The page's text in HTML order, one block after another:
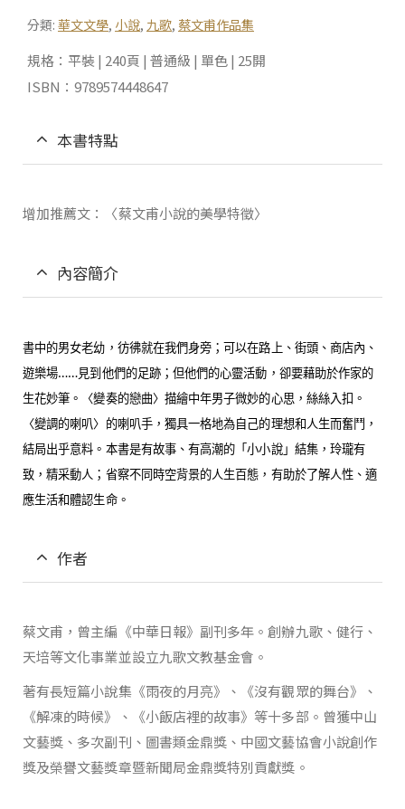
分類: 華文文學, 小說, 九歌, 蔡文甫作品集
規格：平裝 | 240頁 | 普通級 | 單色 | 25開
ISBN：9789574448647
本書特點
增加推薦文：〈蔡文甫小說的美學特徵〉
內容簡介
書中的男女老幼，彷彿就在我們身旁；可以在路上、街頭、商店內、
遊樂場……見到他們的足跡；但他們的心靈活動，卻要藉助於作家的
生花妙筆。〈變奏的戀曲〉描繪中年男子微妙的心思，絲絲入扣。
〈變調的喇叭〉的喇叭手，獨具一格地為自己的理想和人生而奮鬥，
結局出乎意料。本書是有故事、有高潮的「小小說」結集，玲瓏有
致，精采動人；省察不同時空背景的人生百態，有助於了解人性、適
應生活和體認生命。
作者
蔡文甫，曾主編《中華日報》副刊多年。創辦九歌、健行、
天培等文化事業並設立九歌文教基金會。
著有長短篇小說集《雨夜的月亮》、《沒有觀眾的舞台》、
《解凍的時候》、《小飯店裡的故事》等十多部。曾獲中山
文藝獎、多次副刊、圖書類金鼎獎、中國文藝協會小說創作
獎及榮譽文藝獎章暨新聞局金鼎獎特別貢獻獎。